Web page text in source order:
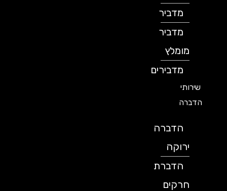
מדביר
מדביר
מומלץ
מדבירים
שירותי
הדברה
הדברה
ירוקה
הדברת
חרקים